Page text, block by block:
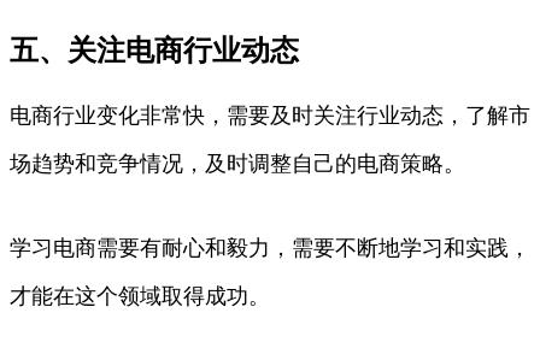
五、关注电商行业动态
电商行业变化非常快，需要及时关注行业动态，了解市
场趋势和竞争情况，及时调整自己的电商策略。
学习电商需要有耐心和毅力，需要不断地学习和实践，
才能在这个领域取得成功。